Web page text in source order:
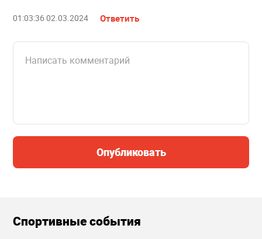
01:03:36 02.03.2024 Ответить
Опубликовать
Спортивные события